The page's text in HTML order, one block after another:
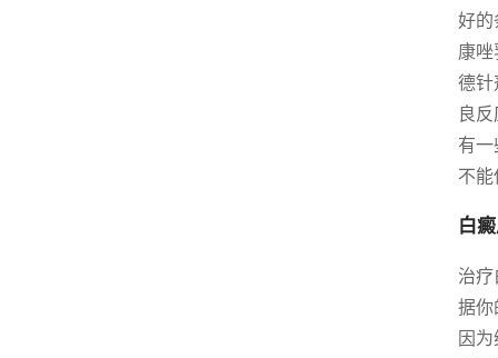
好的
康
德针
良
有
不能
白
治
据你
因